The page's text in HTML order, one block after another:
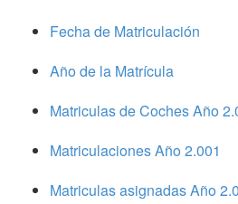
Fecha de Matriculación
Año de la Matrícula
Matriculas de Coches Año
Matriculaciones Año 2.001
Matriculas asignadas Año